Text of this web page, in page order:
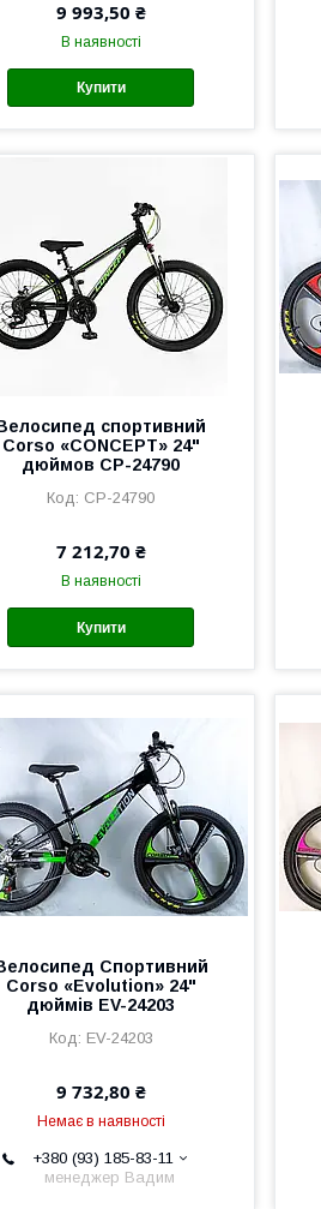
9 993,50 ₴
В наявності
Купити
cпортивний
Corso «CONCEPT» 24"
дюймов CP-24790
CP-24790
7 212,70 ₴
В наявності
Купити
Спортивний
Corso «Evolution» 24"
дюймів EV-24203
EV-24203
9 732,80 ₴
Немає в наявності
+380 (93) 185-83-11
менеджер Вадим